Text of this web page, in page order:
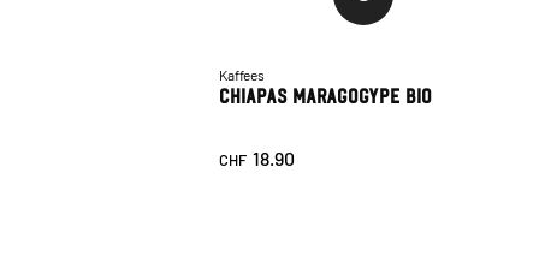
Kaffees
Chiapas Maragogype Bio
CHF 18.90